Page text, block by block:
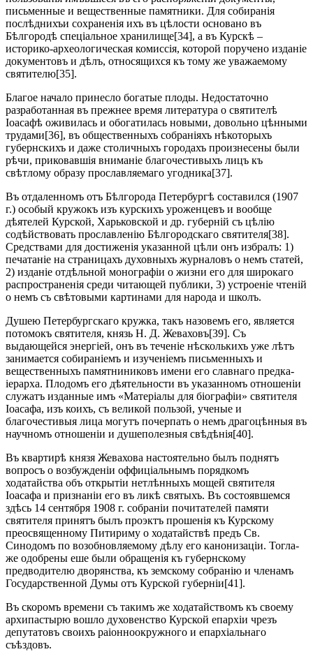
письменные и вещественные памятники. Для собиранія
послѣднихъи сохраненія ихъ въ цѣлости основано въ
Бѣлгородѣ спеціальное хранилище[34], а въ Курскѣ –
историко-археологическая комиссія, которой поручено изданіе
документовъ и дѣлъ, относящихся къ тому же уважаемому
святителю[35].
Благое начало принесло богатые плоды. Недостаточно
разработанная въ прежнее время литература о святителѣ
Іоасафѣ оживилась и обогатилась новыми, довольно цѣнными
трудами[36], въ общественныхъ собраніяхъ нѣкоторыхъ
губернскихъ и даже столичныхъ городахъ произнесены были
рѣчи, приковавшія вниманіе благочестивыхъ лицъ къ
свѣтлому образу прославляемаго угодника[37].
Въ отдаленномъ отъ Бѣлгорода Петербургѣ составился (1907
г.) особый кружокъ изъ курскихъ уроженцевъ и вообще
дѣятелей Курской, Харьковской и др. губерній съ цѣлію
содѣйствовать прославленію Бѣлгородскаго святителя[38].
Средствами для достиженія указанной цѣли онъ избралъ: 1)
печатаніе на страницахъ духовныхъ журналовъ о немъ статей,
2) изданіе отдѣльной монографіи о жизни его для широкаго
распространенія среди читающей публики, 3) устроеніе чтеній
о немъ съ свѣтовыми картинами для народа и школъ.
Душею Петербургскаго кружка, такъ назовемъ его, является
потомокъ святителя, князь Н. Д. Жеваховъ[39]. Съ
выдающейся энергіей, онъ въ теченіе нѣсколькихъ уже лѣтъ
занимается собираніемъ и изученіемъ письменныхъ и
вещественныхъ памятниниковъ имени его славнаго предка-
іерарха. Плодомъ его дѣятельности въ указанномъ отношеніи
служатъ изданные имъ «Матеріалы для біографіи» святителя
Іоасафа, изъ коихъ, съ великой пользой, ученые и
благочестивыя лица могутъ почерпать о немъ драгоцѣнныя въ
научномъ отношеніи и душеполезныя свѣдѣнія[40].
Въ квартирѣ князя Жевахова настоятельно былъ поднятъ
вопросъ о возбужденіи оффиціальнымъ порядкомъ
ходатайства объ открытіи нетлѣнныхъ мощей святителя
Іоасафа и признаніи его въ ликѣ святыхъ. Въ состоявшемся
здѣсь 14 сентября 1908 г. собраніи почитателей памяти
святителя принятъ былъ проэктъ прошенія къ Курскому
преосвященному Питириму о ходатайствѣ предъ Св.
Синодомъ по возобновляемому дѣлу его канонизаціи. Тогла-
же одобрены еше были обращенія къ губернскому
предводителю дворянства, къ земскому собранію и членамъ
Государственной Думы отъ Курской губерніи[41].
Въ скоромъ времени съ такимъ же ходатайствомъ къ своему
архипастырю вошло духовенство Курской епархіи чрезъ
депутатовъ своихъ раіонноокружного и епархіальнаго
съѣздовъ.